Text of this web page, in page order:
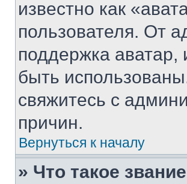
известно как
пользователя. От
поддержка аватар,
быть
свяжитесь с
причин.
Вернуться к началу
» Что такое